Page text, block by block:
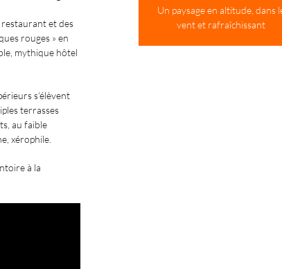
restaurant et des
rouges » en
mythique hôtel
s‘élèvent
terrasses
au faible
xérophile.
à la
Un paysage en altitude, dans
vent et rafraîchissant